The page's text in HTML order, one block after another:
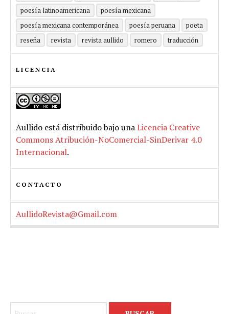
poesía latinoamericana
poesía mexicana
poesía mexicana contemporánea
poesía peruana
poeta
reseña
revista revista aullido romero traducción
LICENCIA
Aullido está distribuido bajo unaLicencia Creative
Commons Atribución-NoComercial-SinDerivar 4.0
Internacional.
CONTACTO
AullidoRevista@Gmail.com